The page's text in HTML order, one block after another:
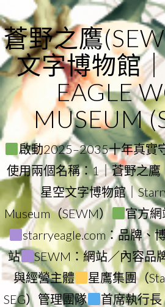
to
content
蒼野之鷹
文字博物館
EAGLE
MUSEUM
啟動2025–2035十年真實
使用兩個名稱：1｜蒼野之鷹
星空文字博物館｜
Museum（SEWM）
官方網
starryeagle.com：品牌、
站
SEWM：網站／內容品
與經營主體
星鷹集團（
SEG）管理團隊
首席執行長